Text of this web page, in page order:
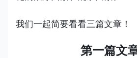
我们一起简要看看三篇文章！
第一篇文